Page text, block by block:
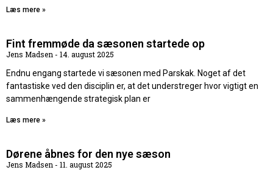
Læs mere »
Fint fremmøde da sæsonen startede op
Jens Madsen
14. august 2025
Endnu engang startede vi sæsonen med Parskak. Noget af det
fantastiske ved den disciplin er, at det understreger hvor vigtigt en
sammenhængende strategisk plan er
Læs mere »
Dørene åbnes for den nye sæson
Jens Madsen
11. august 2025